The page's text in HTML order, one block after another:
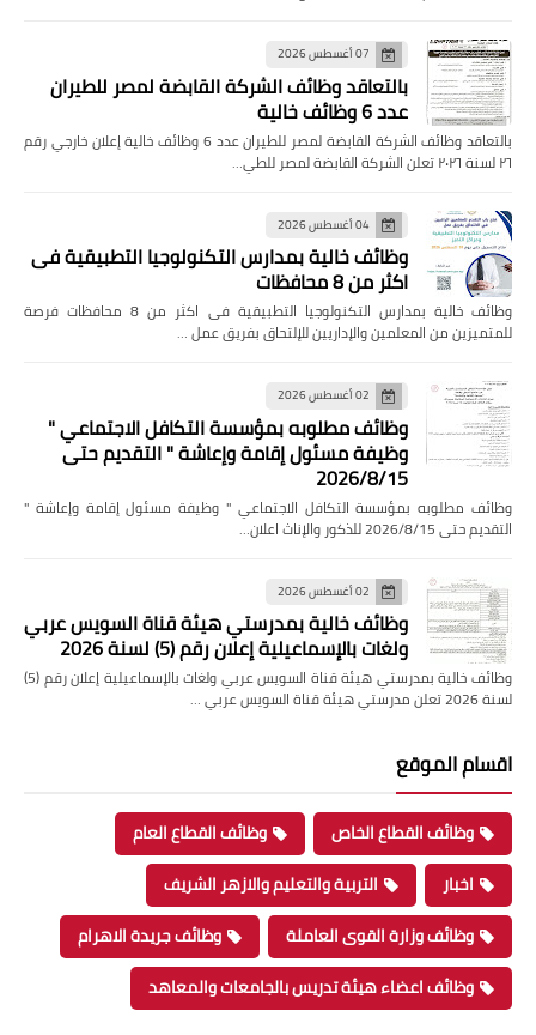
07 أغسطس 2026
بالتعاقد وظائف الشركة القابضة لمصر للطيران
عدد 6 وظائف خالية
بالتعاقد وظائف الشركة القابضة لمصر للطيران عدد 6 وظائف خالية إعلان خارجي رقم
٢٦ لسنة ٢٠٢٦ تعلن الشركة القابضة لمصر للطي…
04 أغسطس 2026
وظائف خالية بمدارس التكنولوجيا التطبيقية فى
اكثر من 8 محافظات
وظائف خالية بمدارس التكنولوجيا التطبيقية فى اكثر من 8 محافظات فرصة
للمتميزين من المعلمين والإداريين للإلتحاق بفريق عمل …
02 أغسطس 2026
وظائف مطلوبه بمؤسسة التكافل الاجتماعي "
وظيفة مسئول إقامة وإعاشة " التقديم حتى
2026/8/15
وظائف مطلوبه بمؤسسة التكافل الاجتماعي " وظيفة مسئول إقامة وإعاشة "
التقديم حتى 2026/8/15 للذكور والإناث اعلان…
02 أغسطس 2026
وظائف خالية بمدرستي هيئة قناة السويس عربي
ولغات بالإسماعيلية إعلان رقم (5) لسنة 2026
وظائف خالية بمدرستي هيئة قناة السويس عربي ولغات بالإسماعيلية إعلان رقم (5)
لسنة 2026 تعلن مدرستي هيئة قناة السويس عربي …
اقسام الموقع
وظائف القطاع الخاص
وظائف القطاع العام
اخبار
التربية والتعليم والازهر الشريف
وظائف وزارة القوى العاملة
وظائف جريدة الاهرام
وظائف اعضاء هيئة تدريس بالجامعات والمعاهد